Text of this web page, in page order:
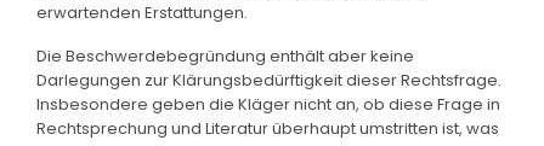
erwartenden Erstattungen.
Die Beschwerdebegründung enthält aber keine
Darlegungen zur Klärungsbedürftigkeit dieser Rechtsfrage.
Insbesondere geben die Kläger nicht an, ob diese Frage in
Rechtsprechung und Literatur überhaupt umstritten ist, was